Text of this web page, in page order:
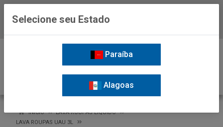
INÍCIO
LAVA ROUPAS LIQUIDO
LAVA ROUPAS UAU 3L
Selecione seu Estado
Paraíba
Alagoas